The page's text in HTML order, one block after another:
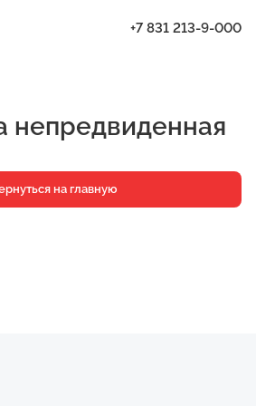
+7 831 213-9-000
непредвиденная
на главную